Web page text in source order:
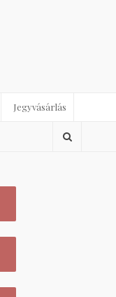
Jegyvásárlás